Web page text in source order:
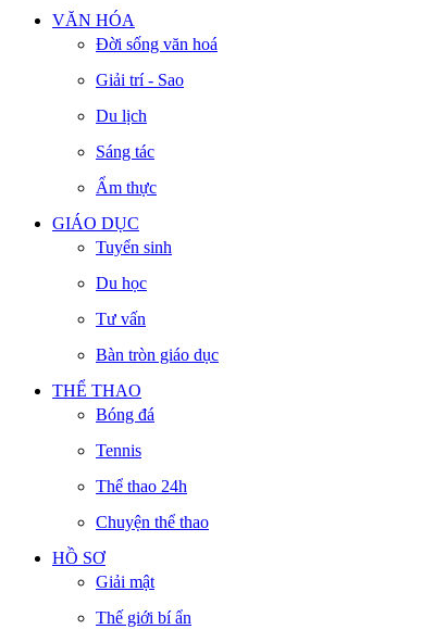
VĂN HÓA
Đời sống văn hoá
Giải trí - Sao
Du lịch
Sáng tác
Ẩm thực
GIÁO DỤC
Tuyển sinh
Du học
Tư vấn
Bàn tròn giáo dục
THỂ THAO
Bóng đá
Tennis
Thể thao 24h
Chuyện thể thao
HỒ SƠ
Giải mật
Thế giới bí ẩn